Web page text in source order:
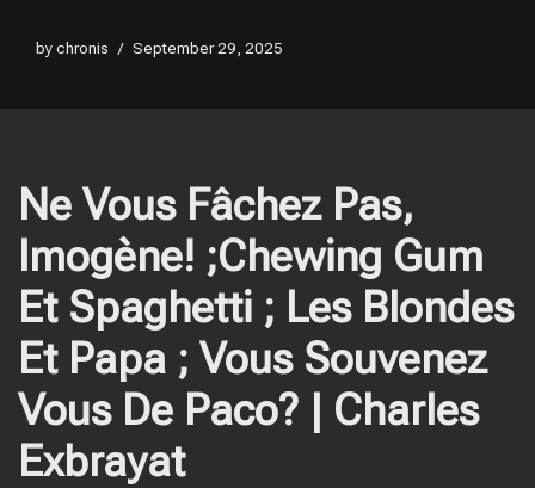
bychronis September 29, 2025
Ne Vous Fâchez Pas,
Imogène! ;Chewing Gum
Et Spaghetti ; Les Blondes
Et Papa ; Vous Souvenez
Vous De Paco? | Charles
Exbrayat